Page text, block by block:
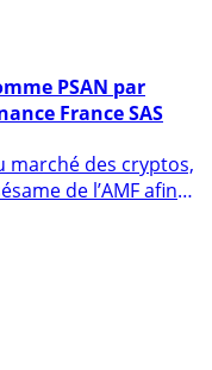
France SAS
de l’AMF afin